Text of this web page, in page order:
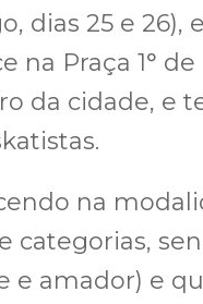
dias 25 e 26),
na Praça 1°
da cidade, e
na
categorias,
e amador) e